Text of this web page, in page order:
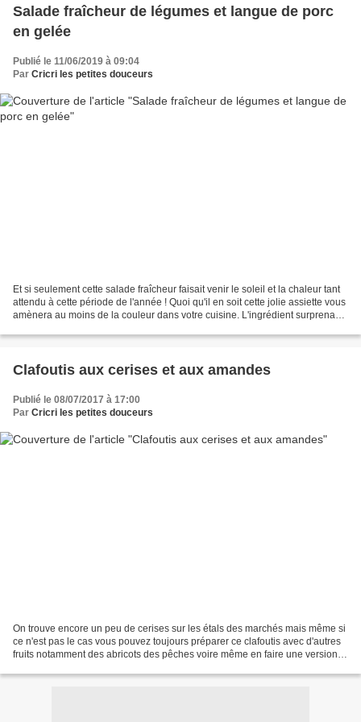
Salade fraîcheur de légumes et langue de porc
en gelée
Publié le 11/06/2019 à 09:04
Par Cricri les petites douceurs
Et si seulement cette salade fraîcheur faisait venir le soleil et la chaleur tant
attendu à cette période de l'année ! Quoi qu'il en soit cette jolie assiette vous
amènera au moins de la couleur dans votre cuisine. L'ingrédient surprenant
Clafoutis aux cerises et aux amandes
Publié le 08/07/2017 à 17:00
Par Cricri les petites douceurs
On trouve encore un peu de cerises sur les étals des marchés mais même si
ce n'est pas le cas vous pouvez toujours préparer ce clafoutis avec d'autres
fruits notamment des abricots des pêches voire même en faire une version